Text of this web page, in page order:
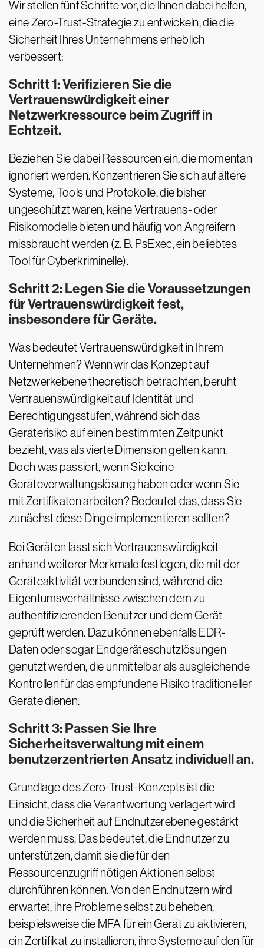
Wir stellen fünf Schritte vor, die Ihnen dabei helfen,
eine Zero-Trust-Strategie zu entwickeln, die die
Sicherheit Ihres Unternehmens erheblich
verbessert:
Schritt 1: Verifizieren Sie die
Vertrauenswürdigkeit einer
Netzwerkressource beim Zugriff in
Echtzeit.
Beziehen Sie dabei Ressourcen ein, die momentan
ignoriert werden. Konzentrieren Sie sich auf ältere
Systeme, Tools und Protokolle, die bisher
ungeschützt waren, keine Vertrauens- oder
Risikomodelle bieten und häufig von Angreifern
missbraucht werden (z. B. PsExec, ein beliebtes
Tool für Cyberkriminelle).
Schritt 2: Legen Sie die Voraussetzungen
für Vertrauenswürdigkeit fest,
insbesondere für Geräte.
Was bedeutet Vertrauenswürdigkeit in Ihrem
Unternehmen? Wenn wir das Konzept auf
Netzwerkebene theoretisch betrachten, beruht
Vertrauenswürdigkeit auf Identität und
Berechtigungsstufen, während sich das
Geräterisiko auf einen bestimmten Zeitpunkt
bezieht, was als vierte Dimension gelten kann.
Doch was passiert, wenn Sie keine
Geräteverwaltungslösung haben oder wenn Sie
mit Zertifikaten arbeiten? Bedeutet das, dass Sie
zunächst diese Dinge implementieren sollten?
Bei Geräten lässt sich Vertrauenswürdigkeit
anhand weiterer Merkmale festlegen, die mit der
Geräteaktivität verbunden sind, während die
Eigentumsverhältnisse zwischen dem zu
authentifizierenden Benutzer und dem Gerät
geprüft werden. Dazu können ebenfalls EDR-
Daten oder sogar Endgeräteschutzlösungen
genutzt werden, die unmittelbar als ausgleichende
Kontrollen für das empfundene Risiko traditioneller
Geräte dienen.
Schritt 3: Passen Sie Ihre
Sicherheitsverwaltung mit einem
benutzerzentrierten Ansatz individuell an.
Grundlage des Zero-Trust-Konzepts ist die
Einsicht, dass die Verantwortung verlagert wird
und die Sicherheit auf Endnutzerebene gestärkt
werden muss. Das bedeutet, die Endnutzer zu
unterstützen, damit sie die für den
Ressourcenzugriff nötigen Aktionen selbst
durchführen können. Von den Endnutzern wird
erwartet, ihre Probleme selbst zu beheben,
beispielsweise die MFA für ein Gerät zu aktivieren,
ein Zertifikat zu installieren, ihre Systeme auf den für